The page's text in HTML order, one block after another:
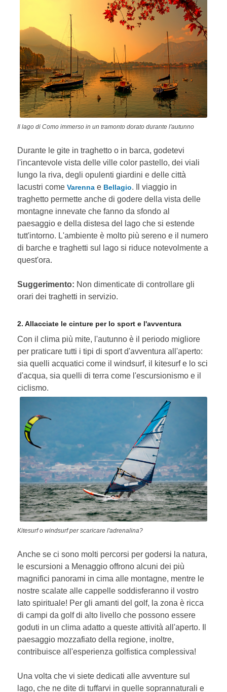
Il lago di Como immerso in un tramonto dorato durante l'autunno
Durante le gite in traghetto o in barca, godetevi
l'incantevole vista delle ville color pastello, dei viali
lungo la riva, degli opulenti giardini e delle città
lacustri comeVarennae Bellagio. Il viaggio in
traghetto permette anche di godere della vista delle
montagne innevate che fanno da sfondo al
paesaggio e della distesa del lago che si estende
tutt'intorno. L'ambiente è molto più sereno e il numero
di barche e traghetti sul lago si riduce notevolmente a
quest'ora.
Suggerimento: Non dimenticate di controllare gli
orari dei traghetti in servizio.
2. Allacciate le cinture per lo sport e l'avventura
Con il clima più mite, l'autunno è il periodo migliore
per praticare tutti i tipi di sport d'avventura all'aperto:
sia quelli acquatici come il windsurf, il kitesurf e lo sci
d'acqua, sia quelli di terra come l'escursionismo e il
ciclismo.
Kitesurf o windsurf per scaricare l'adrenalina?
Anche se ci sono molti percorsi per godersi la natura,
le escursioni a Menaggio offrono alcuni dei più
magnifici panorami in cima alle montagne, mentre le
nostre scalate alle cappelle soddisferanno il vostro
lato spirituale! Per gli amanti del golf, la zona è ricca
di campi da golf di alto livello che possono essere
goduti in un clima adatto a queste attività all'aperto. Il
paesaggio mozzafiato della regione, inoltre,
contribuisce all'esperienza golfistica complessiva!
Una volta che vi siete dedicati alle avventure sul
lago, che ne dite di tuffarvi in quelle soprannaturali e